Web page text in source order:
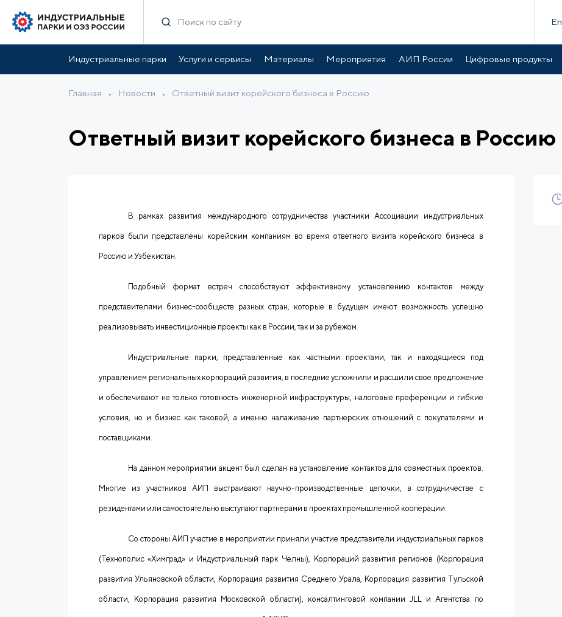
En
Индустриальные парки Услуги и сервисы Материалы Мероприятия АИП России Цифровые продукты
Главная • Новости • Ответный визит корейского бизнеса в Россию
Ответный визит корейского бизнеса в Россию
В рамках развития международного сотрудничества участники Ассоциации индустриальных
парков были представлены корейским компаниям во время ответного визита корейского бизнеса в
Россию и Узбекистан.
Подобный формат встреч способствуют эффективному установлению контактов между
представителями бизнес-сообществ разных стран, которые в будущем имеют возможность успешно
реализовывать инвестиционные проекты как в России, так и за рубежом.
Индустриальные парки, представленные как частными проектами, так и находящиеся под
управлением региональных корпораций развития, в последние усложнили и расшили свое предложение
и обеспечивают не только готовность инженерной инфраструктуры, налоговые преференции и гибкие
условия, но и бизнес как таковой, а именно налаживание партнерских отношений с покупателями и
поставщиками.
На данном мероприятии акцент был сделан на установление контактов для совместных проектов.
Многие из участников АИП выстраивают научно-производственные цепочки, в сотрудничестве с
резидентами или самостоятельно выступают партнерами в проектах промышленной кооперации.
Со стороны АИП участие в мероприятии приняли участие представители индустриальных парков
(Технополис «Химград» и Индустриальный парк Челны), Корпораций развития регионов (Корпорация
развития Ульяновской области, Корпорация развития Среднего Урала, Корпорация развития Тульской
области, Корпорация развития Московской области), консалтинговой компании JLL и Агентства по